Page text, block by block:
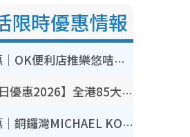
限時優惠情報
長者優惠｜OK便利店推樂悠咭優惠！買麵包/牛奶/保健品拍卡即減
【8月生日優惠2026】全港85大食買玩著數攻略 自助餐/火鍋放題同行免費＋誠品/DONKI送現金券
開倉優惠｜銅鑼灣MICHAEL KORS開倉低至17折！直擊$500起買手袋/銀包/鞋款 必買經典Jet Set系列